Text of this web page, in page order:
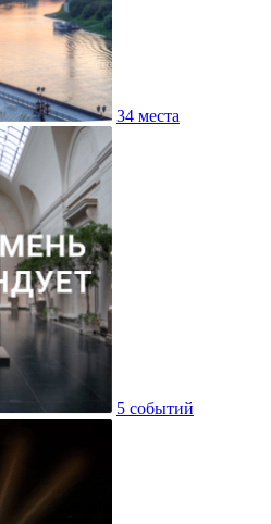
34 места
5 событий